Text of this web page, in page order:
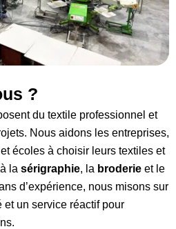
?
du textile professionnel et
Nous aidons les entreprises,
écoles à choisir leurs textiles et
la sérigraphie, la broderie et le
d’expérience, nous misons sur
et un service réactif pour